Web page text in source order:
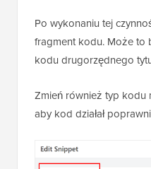
Po wykonaniu tej
fragment kodu. Może to
Zmień również typ kodu